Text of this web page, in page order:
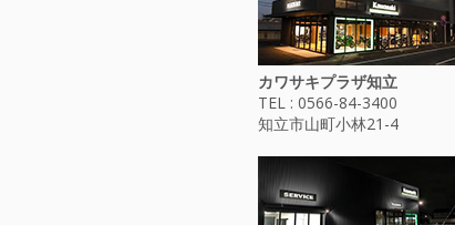
カワサキプラザ知立
TEL : 0566-84-3400
知立市山町小林21-4